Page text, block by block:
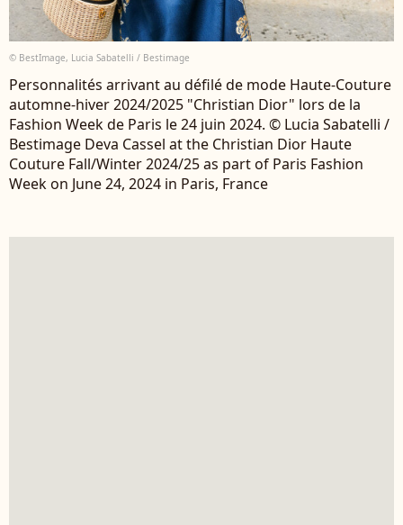
© BestImage, Lucia Sabatelli / Bestimage
Personnalités arrivant au défilé de mode Haute-Couture
automne-hiver 2024/2025 "Christian Dior" lors de la
Fashion Week de Paris le 24 juin 2024. © Lucia Sabatelli /
Bestimage Deva Cassel at the Christian Dior Haute
Couture Fall/Winter 2024/25 as part of Paris Fashion
Week on June 24, 2024 in Paris, France